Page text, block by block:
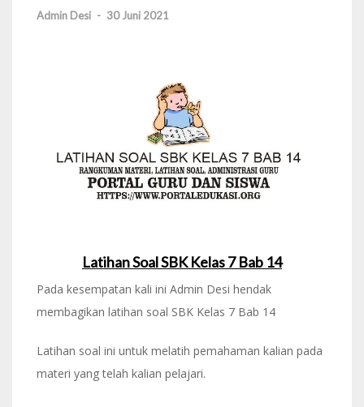
Admin Desi - 30 Juni 2021
Latihan Soal SBK Kelas 7 Bab 14
Pada kesempatan kali ini Admin Desi hendak
membagikan latihan soal SBK Kelas 7 Bab 14
Latihan soal ini untuk melatih pemahaman kalian pada
materi yang telah kalian pelajari.